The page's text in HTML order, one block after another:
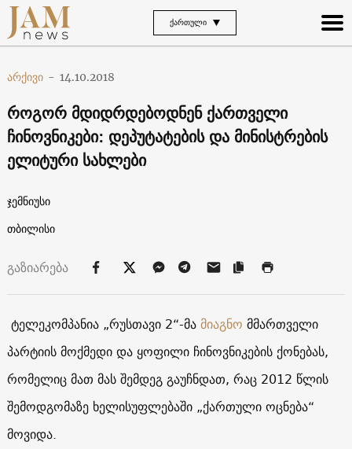
ᲥᲐᲠᲗᲣᲚᲘ
არქივი - 14.10.2018
როგორ მდიდრდებოდნენ ქართველი
ჩინოვნიკები: დეპუტატების და მინისტრების
ელიტური სახლები
ჯემნიუსი
თბილისი
გაზიარება
ტელეკომპანია „რუსთავი 2“-მამიაგნო მმართველი
პარტიის მოქმედი და ყოფილი ჩინოვნიკების ქონებას,
რომელიც მათ მას შემდეგ გაუჩნდათ, რაც 2012 წლის
შემოდგომაზე ხელისუფლებაში „ქართული ოცნება“
მოვიდა.